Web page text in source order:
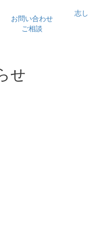
お問い合わせ
ご相談
志し
せ